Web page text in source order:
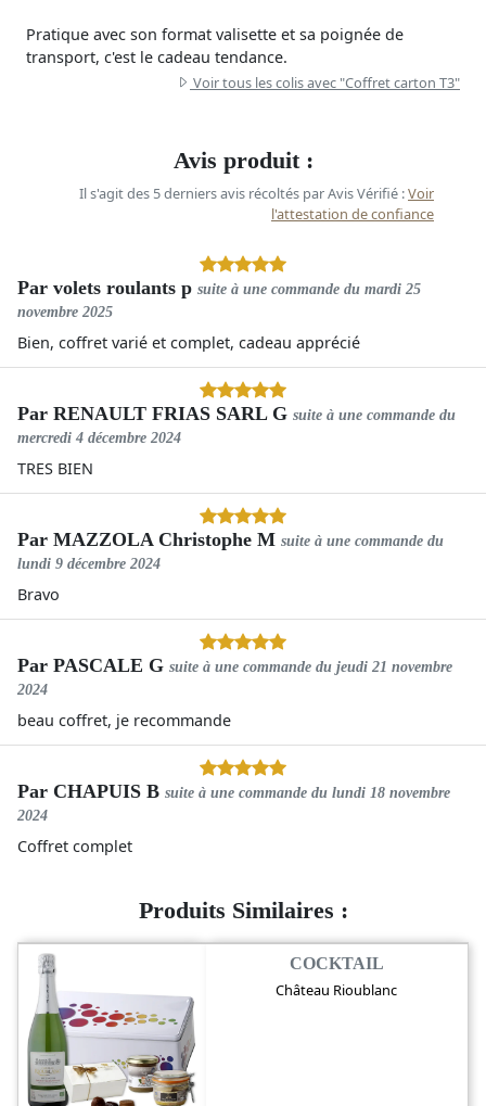
Pratique avec son format valisette et sa poignée de
transport, c'est le cadeau tendance.
Voir tous les colis avec "Coffret carton T3"
Avis produit :
Il s'agit des 5 derniers avis récoltés par Avis Vérifié :Voir
l'attestation de confiance
Par volets roulants p suite à une commande du mardi 25
novembre 2025
Bien, coffret varié et complet, cadeau apprécié
Par RENAULT FRIAS SARL G suite à une commande du
mercredi 4 décembre 2024
TRES BIEN
Par MAZZOLA Christophe M suite à une commande du
lundi 9 décembre 2024
Bravo
Par PASCALE G suite à une commande du jeudi 21 novembre
2024
beau coffret, je recommande
Par CHAPUIS B suite à une commande du lundi 18 novembre
2024
Coffret complet
Produits Similaires :
COCKTAIL
Château Rioublanc